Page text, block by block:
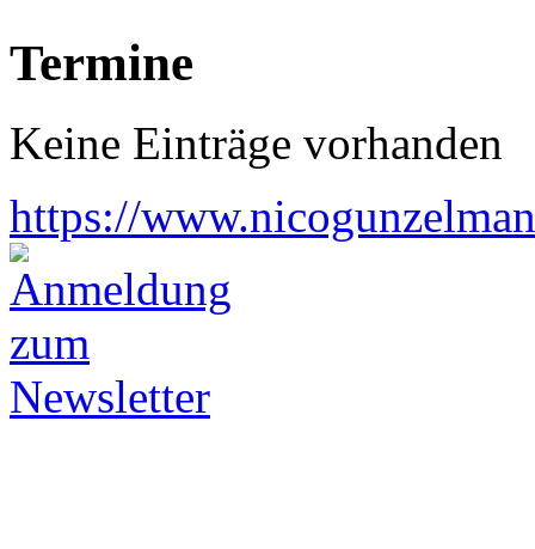
Termine
Keine Einträge vorhanden
https://